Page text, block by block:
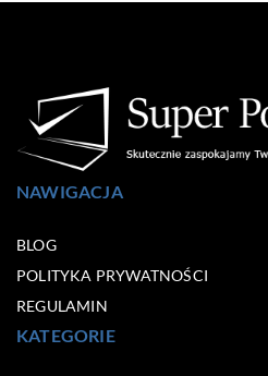
NAWIGACJA
BLOG
POLITYKA PRYWATNOŚCI
REGULAMIN
KATEGORIE